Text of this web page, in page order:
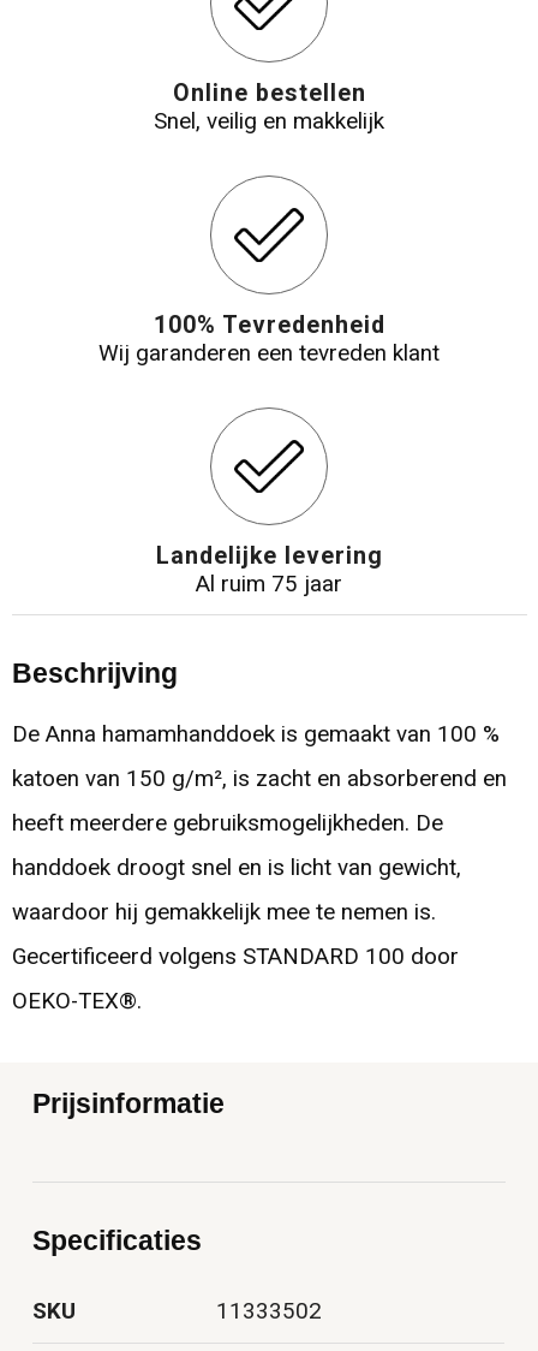
Online bestellen
Snel, veilig en makkelijk
100% Tevredenheid
Wij garanderen een tevreden klant
Landelijke levering
Al ruim 75 jaar
Beschrijving
De Anna hamamhanddoek is gemaakt van 100 %
katoen van 150 g/m², is zacht en absorberend en
heeft meerdere gebruiksmogelijkheden. De
handdoek droogt snel en is licht van gewicht,
waardoor hij gemakkelijk mee te nemen is.
Gecertificeerd volgens STANDARD 100 door
OEKO-TEX®.
Prijsinformatie
Specificaties
SKU 11333502